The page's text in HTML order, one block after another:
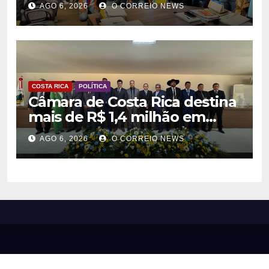
agentes culturais
AGO 6, 2026 O CORREIO NEWS
COSTA RICA POLÍTICA
Câmara de Costa Rica destina
mais de R$ 1,4 milhão em
emendas para investimentos
em diversas áreas
AGO 6, 2026 O CORREIO NEWS